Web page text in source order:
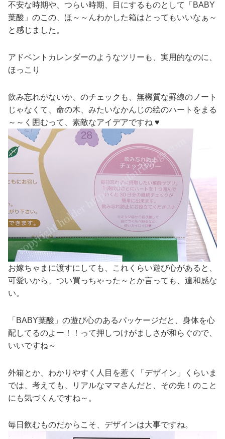
不安な時期や、つらい時期、目にするものとして「BABY
葉酸」のこの、ほ～～んわかした箱はとってもいいなぁ～
と感じました。
アドベントカレンダーのようなツリーも、実用的なのに、
ほっこり
飲み忘れがないか、のチェックも、無機質な罫線のノート
じゃなくて、命の木、みたいなかんじの絵のハートをまる
～～く囲むって、素敵なアイデアですね ♥
お嫁ちゃまに渡すにしても、これくらい遊び心があると、
可愛いから、つい買っちゃった～とか言っても、違和感な
い。
「BABY葉酸」の遊び心のあるパッケージだと、身体を心
配してるのよー！！って押しつけがましさが和らぐので、
いいですね～
外箱とか、わかりやすく人目を惹く「デザイン」くらいま
では、考えても、リアルなママさんだと、その先！のこと
にも気づくんですね～。
毎日飲むものだからこそ、デザインは大事ですね。